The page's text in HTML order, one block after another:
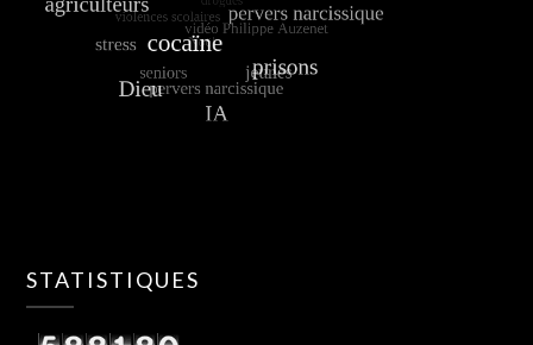
STATISTIQUES